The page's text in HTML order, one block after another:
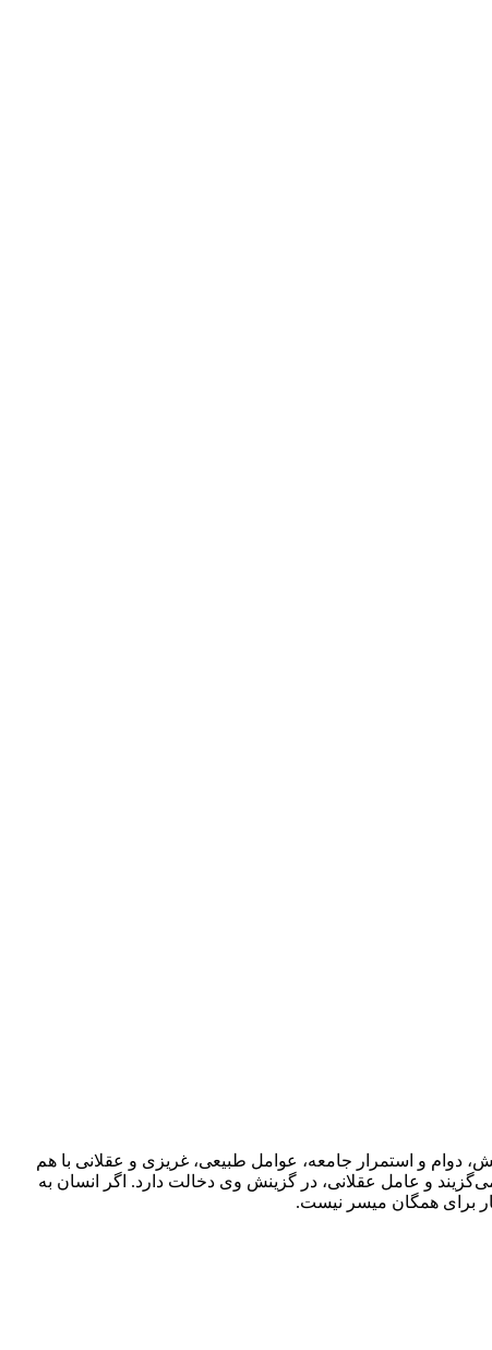
دوام و استمرار جامعه، عوامل طبیعی، غریزی و عقلانی با هم
و عامل عقلانی، در گزینش وی دخالت دارد. اگر انسان به
برای همگان میسر نیست.